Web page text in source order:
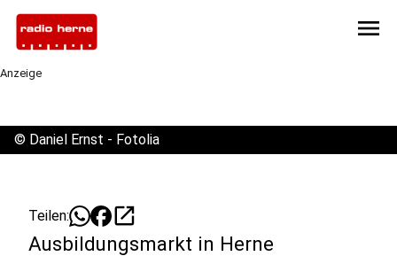
menu
Anzeige
© Daniel Ernst - Fotolia
Teilen: open_in_new
Ausbildungsmarkt in Herne